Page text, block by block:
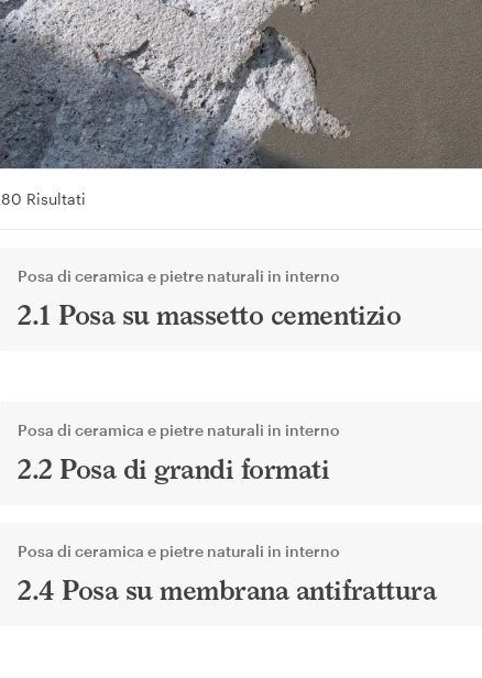
80 Risultati
Posa di ceramica e pietre naturali in interno
2.1 Posa su massetto cementizio
Posa di ceramica e pietre naturali in interno
2.2 Posa di grandi formati
Posa di ceramica e pietre naturali in interno
2.4 Posa su membrana antifrattura